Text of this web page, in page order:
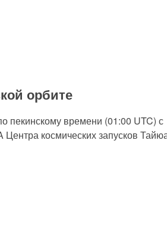
орбите
пекинскому времени (01:00 UTC) с
Центра космических запусков